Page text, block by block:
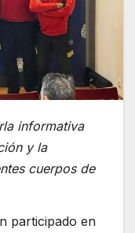
informativa
y la
cuerpos de
participado en